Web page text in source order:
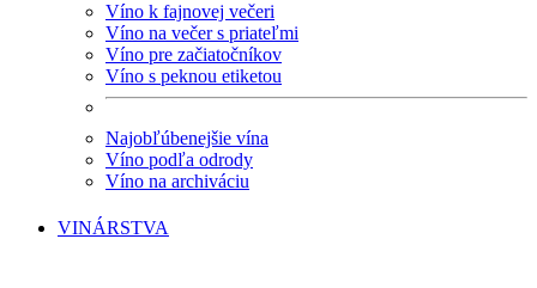
Víno k fajnovej večeri
Víno na večer s priateľmi
Víno pre začiatočníkov
Víno s peknou etiketou
Najobľúbenejšie vína
Víno podľa odrody
Víno na archiváciu
VINÁRSTVA